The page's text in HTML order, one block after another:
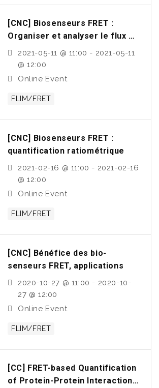
[CNC] Biosenseurs FRET :
Organiser et analyser le flux de
données
2021-05-11 @ 11:00 - 2021-05-11
@ 12:00
Online Event
FLIM/FRET
[CNC] Biosenseurs FRET :
quantification ratiométrique
2021-02-16 @ 11:00 - 2021-02-16
@ 12:00
Online Event
FLIM/FRET
[CNC] Bénéfice des bio-
senseurs FRET, applications
2020-10-27 @ 11:00 - 2020-10-
27 @ 12:00
Online Event
FLIM/FRET
[CC] FRET-based Quantification
of Protein-Protein Interactions